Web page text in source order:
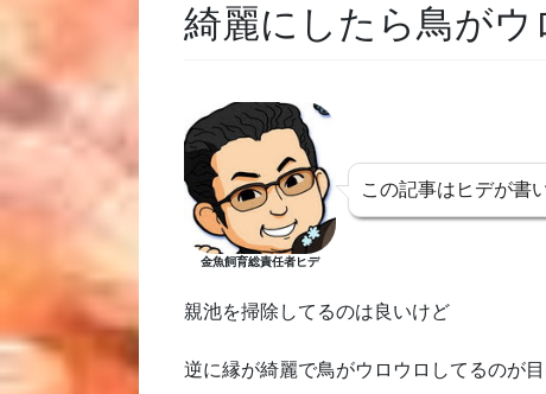
綺麗にしたら鳥がウ
金魚飼育総責任者ヒデ
この記事はヒデが書
親池を掃除してるのは良いけど
逆に縁が綺麗で鳥がウロウロしてるのが目